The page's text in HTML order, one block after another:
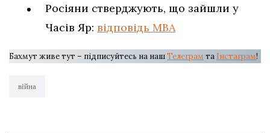
Росіяни стверджують, що зайшли у
Часів Яр: відповідь МВА
Бахмут живе тут – підписуйтесь на нашТелеграм та Інстаграм!
війна